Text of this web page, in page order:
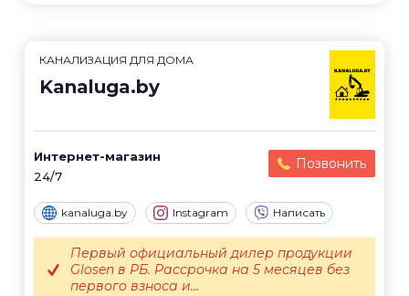
КАНАЛИЗАЦИЯ ДЛЯ ДОМА
Kanaluga.by
Интернет-магазин
24/7
Позвонить
kanaluga.by Instagram Написать
Первый официальный дилер продукции
Glosen в РБ. Рассрочка на 5 месяцев без
первого взноса и...